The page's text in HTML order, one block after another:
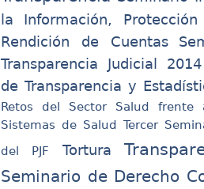
la Información,
Rendición de Cuentas
Transparencia Judicial 2014
de Transparencia y
Retos del Sector Salud frente
Sistemas de Salud Tercer
del PJF
Tortura
Seminario de Derecho